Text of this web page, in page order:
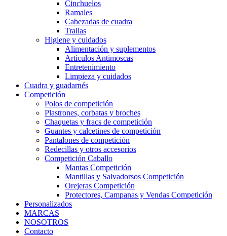
Cinchuelos
Ramales
Cabezadas de cuadra
Trallas
Higiene y cuidados
Alimentación y suplementos
Artículos Antimoscas
Entretenimiento
Limpieza y cuidados
Cuadra y guadarnés
Competición
Polos de competición
Plastrones, corbatas y broches
Chaquetas y fracs de competición
Guantes y calcetines de competición
Pantalones de competición
Redecillas y otros accesorios
Competición Caballo
Mantas Competición
Mantillas y Salvadorsos Competición
Orejeras Competición
Protectores, Campanas y Vendas Competición
Personalizados
MARCAS
NOSOTROS
Contacto